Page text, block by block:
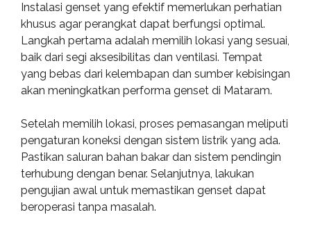
Instalasi genset yang efektif memerlukan perhatian
khusus agar perangkat dapat berfungsi optimal.
Langkah pertama adalah memilih lokasi yang sesuai,
baik dari segi aksesibilitas dan ventilasi. Tempat
yang bebas dari kelembapan dan sumber kebisingan
akan meningkatkan performa genset di Mataram.
Setelah memilih lokasi, proses pemasangan meliputi
pengaturan koneksi dengan sistem listrik yang ada.
Pastikan saluran bahan bakar dan sistem pendingin
terhubung dengan benar. Selanjutnya, lakukan
pengujian awal untuk memastikan genset dapat
beroperasi tanpa masalah.